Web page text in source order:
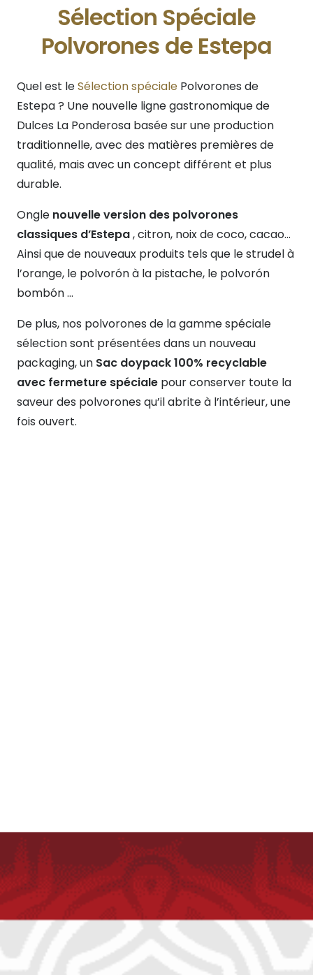
Sélection Spéciale
Polvorones de Estepa
Quel est leSélection spéciale Polvorones de
Estepa ? Une nouvelle ligne gastronomique de
Dulces La Ponderosa basée sur une production
traditionnelle, avec des matières premières de
qualité, mais avec un concept différent et plus
durable.
Ongle nouvelle version des polvorones
classiques d’Estepa, citron, noix de coco, cacao…
Ainsi que de nouveaux produits tels que le strudel à
l’orange, le polvorón à la pistache, le polvorón
bombón …
De plus, nos polvorones de la gamme spéciale
sélection sont présentées dans un nouveau
packaging, un Sac doypack 100% recyclable
avec fermeture spéciale pour conserver toute la
saveur des polvorones qu’il abrite à l’intérieur, une
fois ouvert.